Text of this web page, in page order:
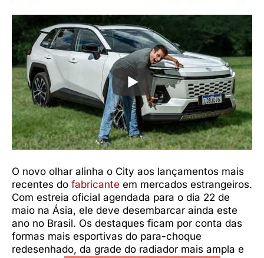
O novo olhar alinha o City aos lançamentos mais
recentes do fabricante em mercados estrangeiros.
Com estreia oficial agendada para o dia 22 de
maio na Ásia, ele deve desembarcar ainda este
ano no Brasil. Os destaques ficam por conta das
formas mais esportivas do para-choque
redesenhado, da grade do radiador mais ampla e